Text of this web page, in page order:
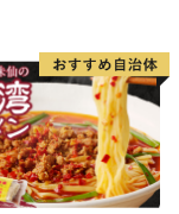
・祝除く）